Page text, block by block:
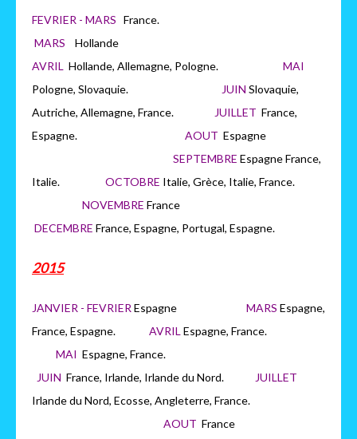
FEVRIER - MARS France.
MARS Hollande
AVRIL Hollande, Allemagne, Pologne. MAI
Pologne, Slovaquie.
JUIN Slovaquie,
Autriche, Allemagne, France.
JUILLET France,
Espagne. AOUT Espagne
SEPTEMBRE Espagne France,
Italie. OCTOBRE Italie, Grèce, Italie, France.
NOVEMBRE France
DECEMBRE France, Espagne, Portugal, Espagne.
2015
JANVIER - FEVRIER Espagne MARS Espagne,
France, Espagne. AVRIL Espagne, France.
MAI Espagne, France.
JUIN France, Irlande, Irlande du Nord.
JUILLET
Irlande du Nord, Ecosse, Angleterre, France.
AOUT France